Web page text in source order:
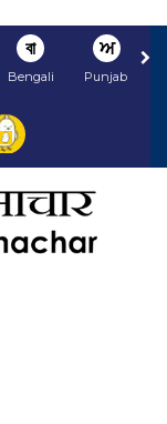
বা
Bengali
ਅ
Punjabi